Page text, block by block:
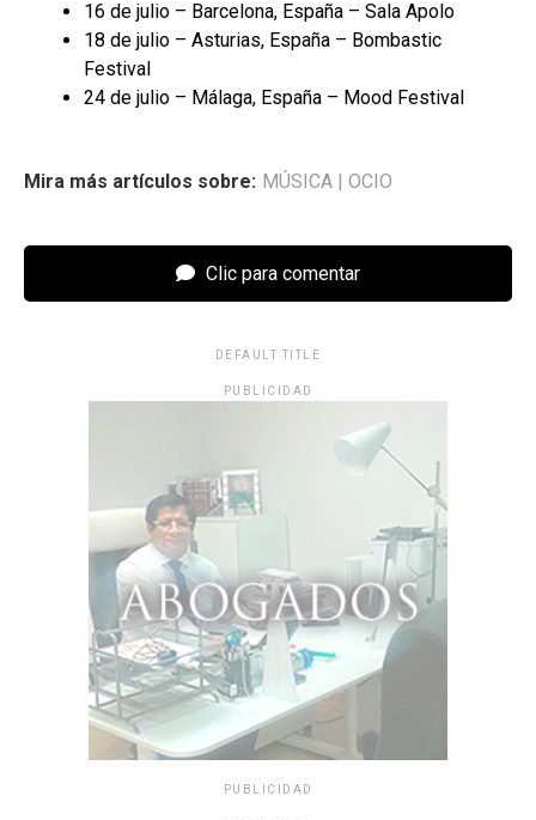
16 de julio – Barcelona, España – Sala Apolo
18 de julio – Asturias, España – Bombastic
Festival
24 de julio – Málaga, España – Mood Festival
Mira más artículos sobre: MÚSICA | OCIO
Clic para comentar
DEFAULT TITLE
PUBLICIDAD
PUBLICIDAD